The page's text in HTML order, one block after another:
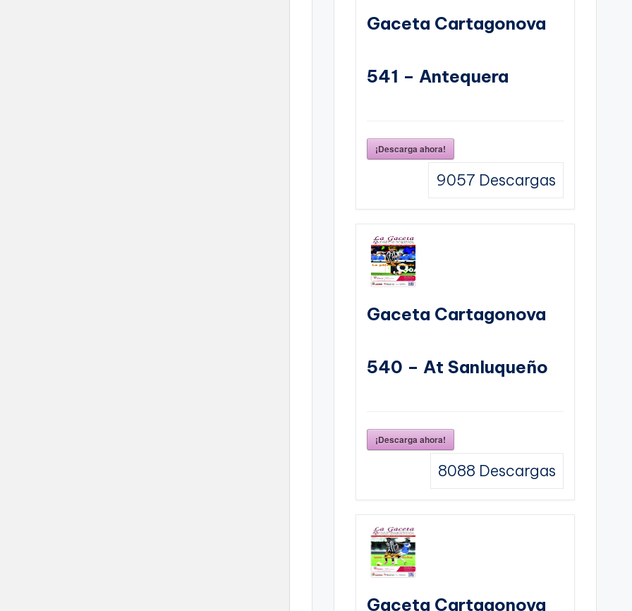
Gaceta Cartagonova
541 – Antequera
¡Descarga ahora!
9057 Descargas
Gaceta Cartagonova
540 – At Sanluqueño
¡Descarga ahora!
8088 Descargas
Gaceta Cartagonova